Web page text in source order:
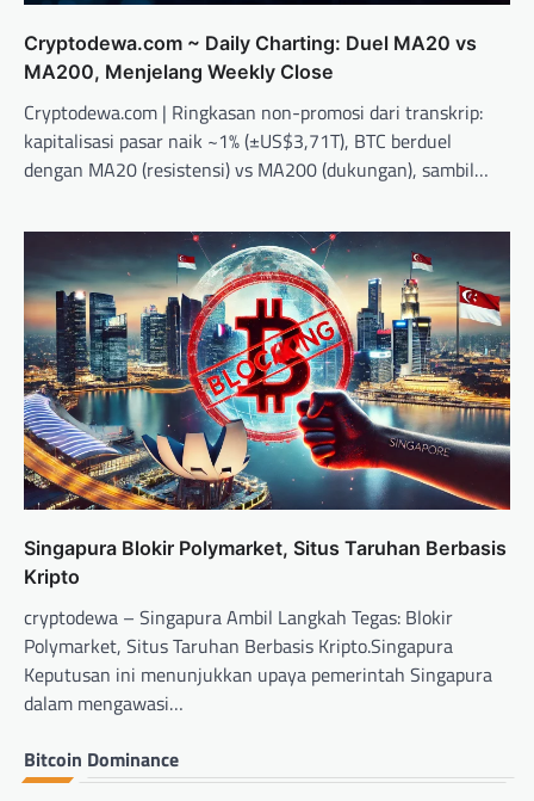
Cryptodewa.com ~ Daily Charting: Duel MA20 vs
MA200, Menjelang Weekly Close
Cryptodewa.com | Ringkasan non-promosi dari transkrip:
kapitalisasi pasar naik ~1% (±US$3,71T), BTC berduel
dengan MA20 (resistensi) vs MA200 (dukungan), sambil…
Singapura Blokir Polymarket, Situs Taruhan Berbasis
Kripto
cryptodewa – Singapura Ambil Langkah Tegas: Blokir
Polymarket, Situs Taruhan Berbasis Kripto.Singapura
Keputusan ini menunjukkan upaya pemerintah Singapura
dalam mengawasi…
Bitcoin Dominance